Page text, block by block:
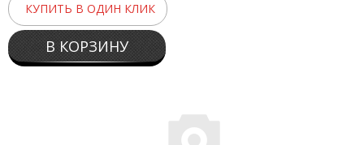
КУПИТЬ В ОДИН КЛИК
В КОРЗИНУ